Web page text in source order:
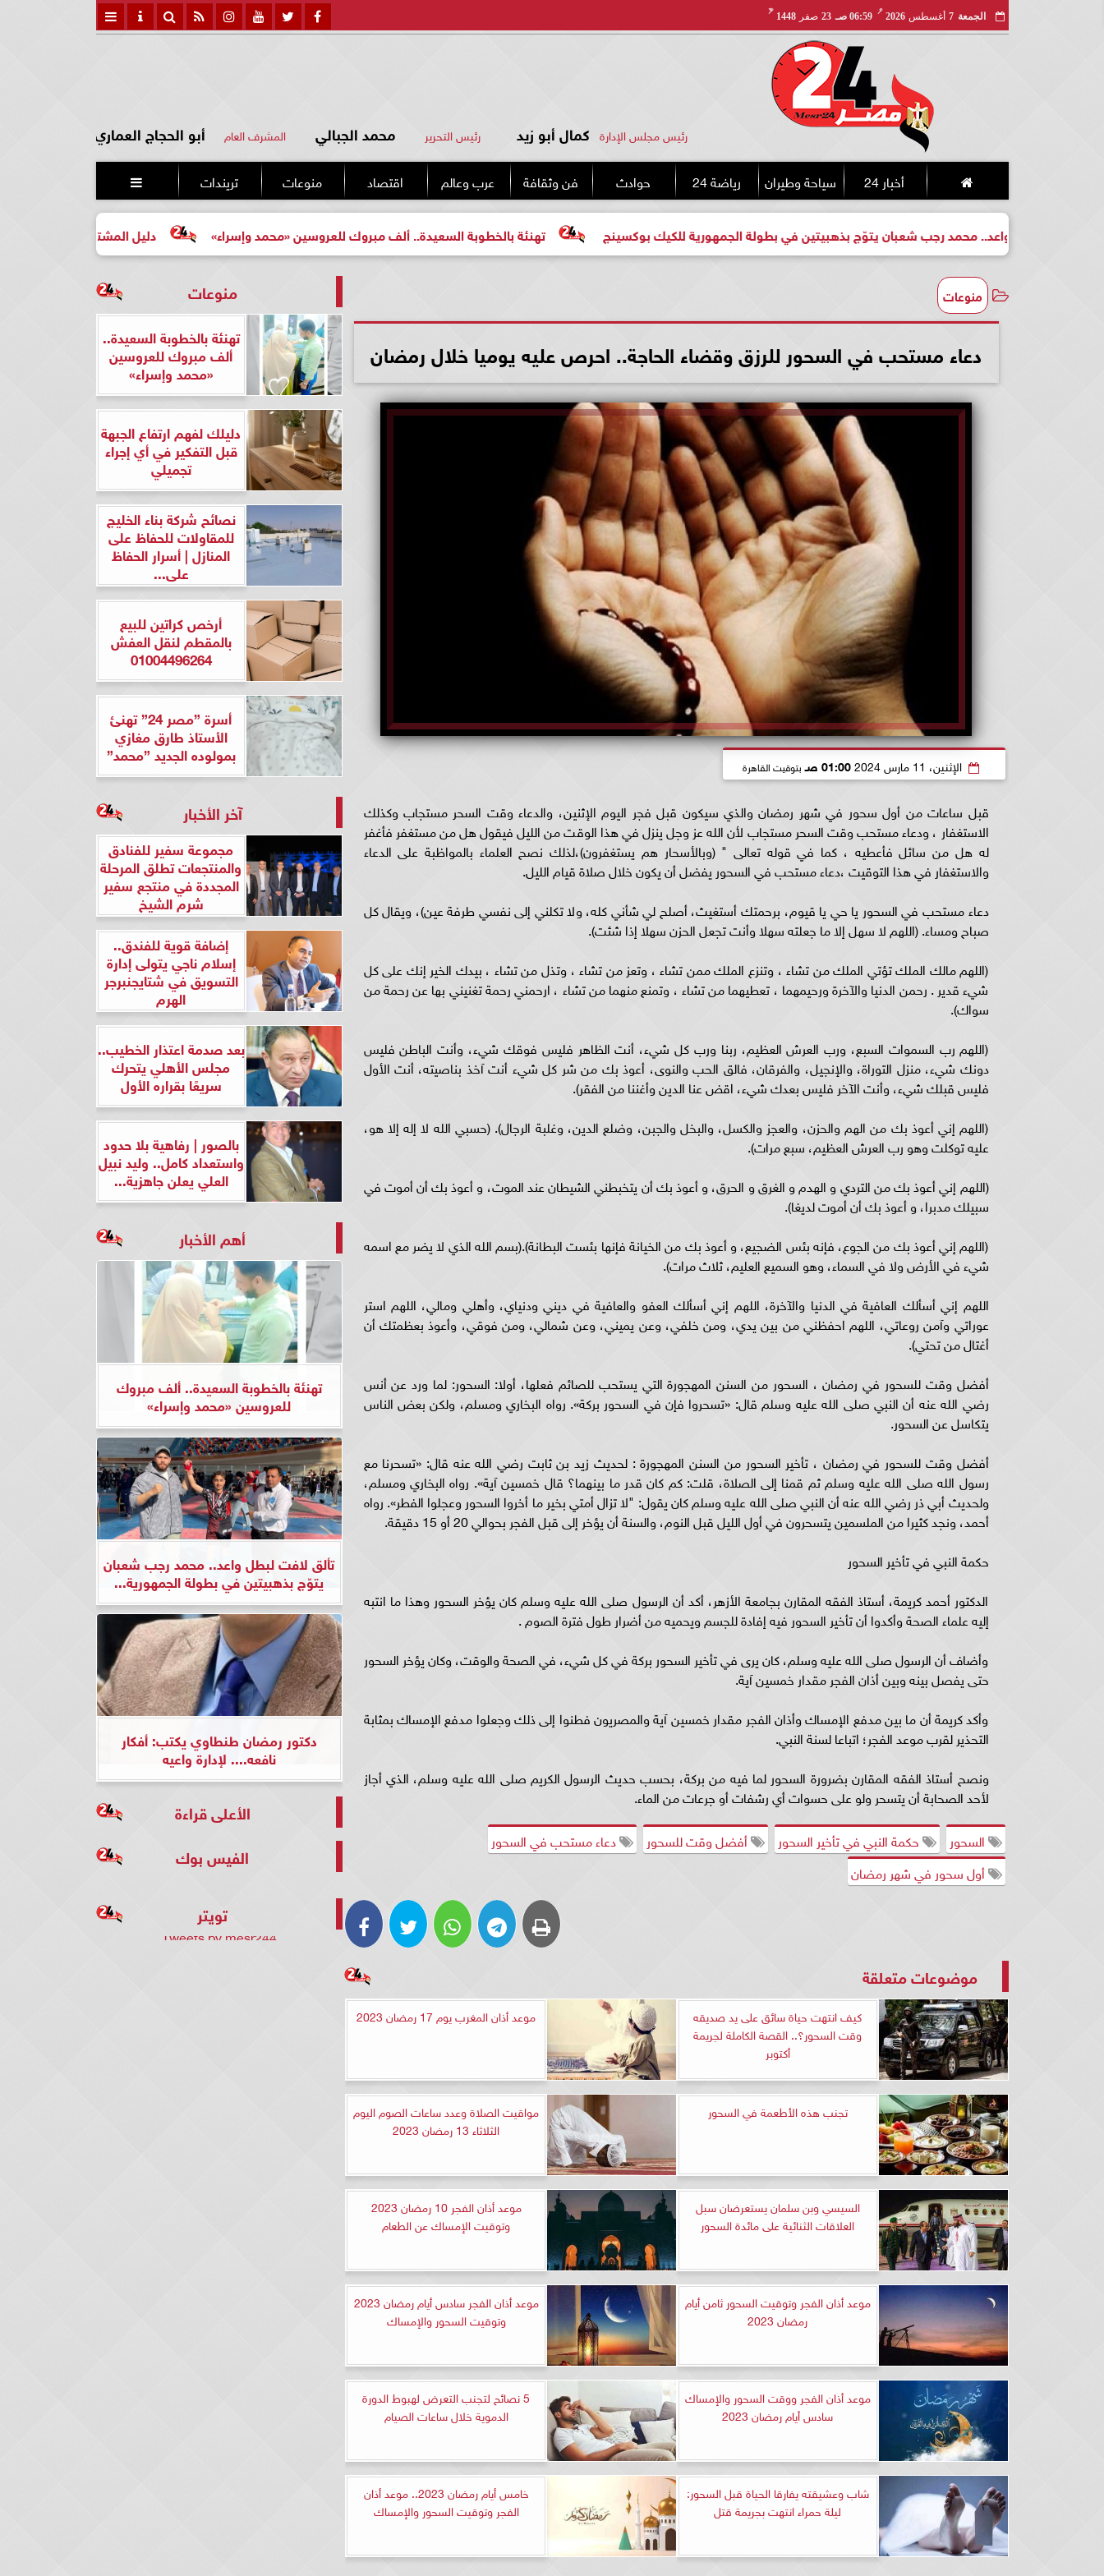
الجمعة 7 أغسطس 2026
مـ
06:59 صـ 23 صفر 1448
هـ
رئيس مجلس الإدارة كمال أبو زيد رئيس التحرير محمد الجبالي المشرف العام أبو الحجاج العماري
أخبار 24 سياحة وطيران رياضة 24 حوادث فن وثقافة عرب وعالم اقتصاد منوعات تريندات 
دليل المشتري لأول مرة لاختيار مشروع تهنئة بالخطوبة السعيدة.. ألف مبروك للعروسين «محمد وإسراء» واعد.. محمد رجب شعبان يتوّج بذهبيتين في بطولة الجمهورية للكيك بوكسينج
منوعات
دعاء مستحب في السحور للرزق وقضاء الحاجة.. احرص عليه يوميا خلال رمضان
الإثنين، 11 مارس 2024 01:00 صـ بتوقيت القاهرة
قبل ساعات من أول سحور في شهر رمضانوالذي سيكون قبل فجر اليوم الإثنين، والدعاء وقت السحر مستجاب وكذلك
الاستغفار ، ودعاء مستحب وقت السحر مستجاب لأن الله عز وجل ينزل في هذا الوقت من الليل فيقول هل من مستغفر فأغفر
له هل من سائل فأعطيه ، كما في قوله تعالى " (وبالأسحار هم يستغفرون)،لذلك نصح العلماء بالمواظبة على الدعاء
والاستغفار في هذا التوقيت ،دعاء مستحب في السحور يفضل أن يكون خلال صلاة قيام الليل.
دعاء مستحب في السحور يا حي يا قيوم، برحمتك أستغيث، أصلح لي شأني كله، ولا تكلني إلى نفسي طرفة عين)، ويقال كل
صباح ومساء. (اللهم لا سهل إلا ما جعلته سهلا وأنت تجعل الحزن سهلا إذا شئت).
(اللهم مالك الملك تؤتي الملك من تشاء ، وتنزع الملك ممن تشاء ، وتعز من تشاء ، وتذل من تشاء ، بيدك الخير إنك على كل
شيء قدير . رحمن الدنيا والآخرة ورحيمهما ، تعطيهما من تشاء ، وتمنع منهما من تشاء ، ارحمني رحمة تغنيني بها عن رحمة من
سواك).
(اللهم رب السموات السبع، ورب العرش العظيم، ربنا ورب كل شيء، أنت الظاهر فليس فوقك شيء، وأنت الباطن فليس
دونك شيء، منزل التوراة، والإنجيل، والفرقان، فالق الحب والنوى، أعوذ بك من شر كل شيء أنت آخذ بناصيته، أنت الأول
فليس قبلك شيء، وأنت الآخر فليس بعدك شيء، اقض عنا الدين وأغننا من الفقر).
(اللهم إني أعوذ بك من الهم والحزن، والعجز والكسل، والبخل والجبن، وضلع الدين، وغلبة الرجال). (حسبي الله لا إله إلا هو،
عليه توكلت وهو رب العرش العظيم، سبع مرات).
(اللهم إني أعوذ بك من التردي و الهدم و الغرق و الحرق، و أعوذ بك أن يتخبطني الشيطان عند الموت، و أعوذ بك أن أموت في
سبيلك مدبرا، و أعوذ بك أن أموت لديغا).
(اللهم إني أعوذ بك من الجوع، فإنه بئس الضجيع، و أعوذ بك من الخيانة فإنها بئست البطانة).(بسم الله الذي لا يضر مع اسمه
شيء في الأرض ولا في السماء، وهو السميع العليم، ثلاث مرات).
اللهم إني أسألك العافية في الدنيا والآخرة، اللهم إني أسألك العفو والعافية في ديني ودنياي، وأهلي ومالي، اللهم استر
عوراتي وآمن روعاتي، اللهم احفظني من بين يدي، ومن خلفي، وعن يميني، وعن شمالي، ومن فوقي، وأعوذ بعظمتك أن
أغتال من تحتي).
أفضل وقت للسحور في رمضان ، السحور من السنن المهجورة التي يستحب للصائم فعلها، أولا: السحور: لما ورد عن أنس
رضي الله عنه أن النبي صلى الله عليه وسلم قال: «تسحروا فإن في السحور بركة». رواه البخاري ومسلم، ولكن بعض الناس
يتكاسل عن السحور.
أفضل وقت للسحور في رمضان ، تأخير السحور من السنن المهجورة : لحديث زيد بن ثابت رضي الله عنه قال: «تسحرنا مع
رسول الله صلى الله عليه وسلم ثم قمنا إلى الصلاة، قلت: كم كان قدر ما بينهما؟ قال خمسين آية». رواه البخاري ومسلم،
ولحديث أبي ذر رضي الله عنه أن النبي صلى الله عليه وسلم كان يقول: "لا تزال أمتي بخير ما أخروا السحور وعجلوا الفطر». رواه
أحمد، ونجد كثيرا من الملسمين يتسحرون في أول الليل قبل النوم، والسنة أن يؤخر إلى قبل الفجر بحوالي 20 أو 15 دقيقة.
حكمة النبي في تأخير السحور
الدكتور أحمد كريمة، أستاذ الفقه المقارن بجامعة الأزهر، أكد أن الرسول صلى الله عليه وسلم كان يؤخر السحور وهذا ما انتبه
إليه علماء الصحة وأكدوا أن تأخير السحور فيه إفادة للجسم ويحميه من أضرار طول فترة الصوم .
وأضاف أن الرسول صلى الله عليه وسلم، كان يرى في تأخير السحور بركة في كل شيء، في الصحة والوقت، وكان يؤخر السحور
حتى يفصل بينه وبين أذان الفجر مقدار خمسين آية.
وأكد كريمة أن ما بين مدفع الإمساك وأذان الفجر مقدار خمسين آية والمصريون فطنوا إلى ذلك وجعلوا مدفع الإمساك بمثابة
التحذير لقرب موعد الفجر؛ اتباعا لسنة النبي.
ونصح أستاذ الفقه المقارن بضرورة السحور لما فيه من بركة، بحسب حديث الرسول الكريم صلى الله عليه وسلم، الذي أجاز
لأحد الصحابة أن يتسحر ولو على حسوات أي رشفات أو جرعات من الماء.
السحور
حكمة النبي في تأخير السحور أفضل وقت للسحور
دعاء مستحب في السحور
أول سحور في شهر رمضان
موضوعات متعلقة
كيف انتهت حياة سائق على يد صديقه
وقت السحور؟.. القصة الكاملة لجريمة
أكتوبر
موعد أذان المغرب يوم 17 رمضان 2023
تجنب هذه الأطعمة في السحور
مواقيت الصلاة وعدد ساعات الصوم اليوم
الثلاثاء 13 رمضان 2023
السيسي وبن سلمان يستعرضان سبل
العلاقات الثنائية على مائدة السحور
موعد أذان الفجر 10 رمضان 2023
وتوقيت الإمساك عن الطعام
موعد أذان الفجر وتوقيت السحور ثامن أيام
رمضان 2023
موعد أذان الفجر سادس أيام رمضان 2023
وتوقيت السحور والإمساك
موعد أذان الفجر ووقت السحور والإمساك
سادس أيام رمضان 2023
5 نصائح لتجنب التعرض لهبوط الدورة
الدموية خلال ساعات الصيام
شاب وعشيقته يفارقا الحياة قبل السحور:
ليلة حمراء انتهت بجريمة قتل
خامس أيام رمضان 2023.. موعد أذان
الفجر وتوقيت السحور والإمساك
منوعات
تهنئة بالخطوبة السعيدة..
ألف مبروك للعروسين
«محمد وإسراء»
دليلك لفهم ارتفاع الجبهة
قبل التفكير في أي إجراء
تجميلي
نصائح شركة بناء الخليج
للمقاولات للحفاظ على
المنازل | أسرار الحفاظ
على...
أرخص كراتين للبيع
بالمقطم لنقل العفش
01004496264
أسرة ”مصر 24” تهنئ
الأستاذ طارق مغازي
بمولوده الجديد ”محمد”
آخر الأخبار
مجموعة سفير للفنادق
والمنتجعات تطلق المرحلة
المجددة في منتجع سفير
شرم الشيخ
إضافة قوية للفندق..
إسلام ناجي يتولى إدارة
التسويق في شتايجنبرجر
الهرم
بعد صدمة اعتذار الخطيب..
مجلس الأهلي يتحرك
سريعًا بقراره الأول
بالصور | رفاهية بلا حدود
واستعداد كامل.. وليد نبيل
العلي يعلن جاهزية...
أهم الأخبار
تهنئة بالخطوبة السعيدة.. ألف مبروك
للعروسين «محمد وإسراء»
تألق لافت لبطل واعد.. محمد رجب شعبان
يتوّج بذهبيتين في بطولة الجمهورية...
دكتور رمضان طنطاوي يكتب: أفكار
نافعه.... لإدارة واعيه
الأعلى قراءة
الفيس بوك
تويتر
Tweets by mesr244